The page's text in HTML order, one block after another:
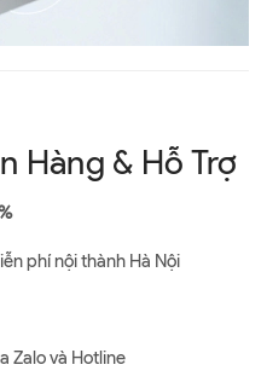
Hàng & Hỗ Trợ
phí nội thành Hà Nội
Zalo và Hotline